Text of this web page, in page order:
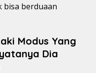
bisa berduaan
Modus Yang
Dia